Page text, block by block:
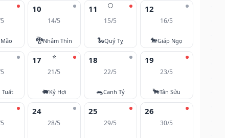
10
14/5
🐉Nhâm Thìn
🌕
11
15/5
🐍Quý Tỵ
12
16/5
🐎Giáp Ngọ
Tuất
⭐
17
21/5
🐖Kỷ Hợi
18
22/5
🐀Canh Tý
19
23/5
🐂Tân Sửu
24
28/5
25
29/5
26
30/5